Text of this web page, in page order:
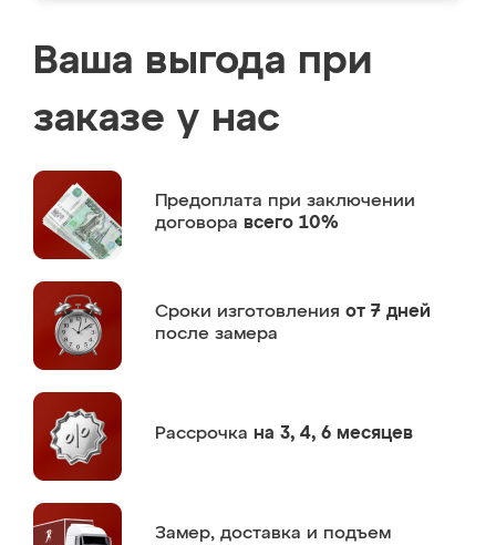
Ваша выгода при
заказе у нас
Предоплата при заключении
договора всего 10%
Сроки изготовления от 7 дней
после замера
Рассрочка на 3, 4, 6 месяцев
Замер, доставка и подъем